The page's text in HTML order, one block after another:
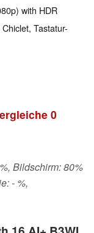
with HDR
Tastatur-
0
Bildschirm: 80%
- %,